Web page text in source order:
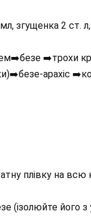
згущенка 2 ст.
➡️трохи
арахіс
плівку на всю
(ізолюйте його